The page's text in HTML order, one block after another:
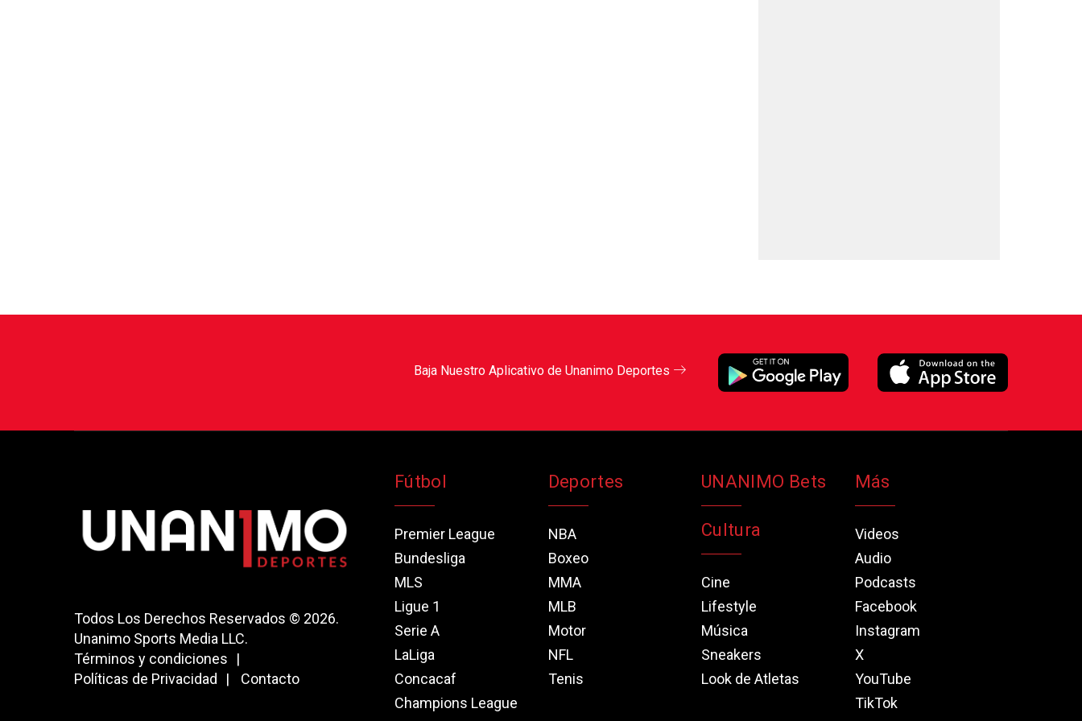
Baja Nuestro Aplicativo de Unanimo Deportes
Todos Los Derechos Reservados © 2026.
Unanimo Sports Media LLC.
Términos y condiciones
Políticas de Privacidad
Contacto
Fútbol
Premier League
Bundesliga
MLS
Ligue 1
Serie A
LaLiga
Concacaf
Champions League
Deportes
NBA
Boxeo
MMA
MLB
Motor
NFL
Tenis
UNANIMO Bets
Cultura
Cine
Lifestyle
Música
Sneakers
Look de Atletas
Más
Videos
Audio
Podcasts
Facebook
Instagram
X
YouTube
TikTok